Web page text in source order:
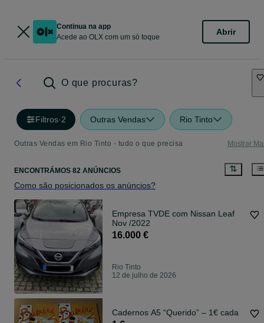
Continua na app
Acede ao OLX com um só toque
Abrir
O que procuras?
Filtros·2 Outras Vendas Rio Tinto
Outras Vendas em Rio Tinto - tudo o que precisa Mostrar
ENCONTRÁMOS 82 ANÚNCIOS
Como são posicionados os anúncios?
Empresa TVDE com Nissan Leaf
Nov /2022
16.000 €
Rio Tinto
12 de julho de 2026
Cadernos A5 “Querido” – 1€ cada